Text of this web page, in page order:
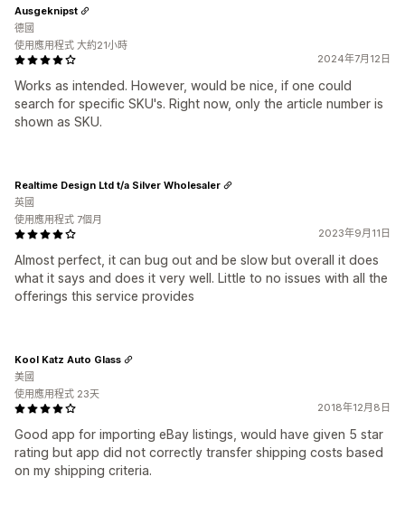
2024年7月12日
Works as intended. However, would be nice, if one could
search for specific SKU's. Right now, only the article number is
shown as SKU.
Ausgeknipst
德國
使用應用程式 大約21小時
2023年9月11日
Almost perfect, it can bug out and be slow but overall it does
what it says and does it very well. Little to no issues with all the
offerings this service provides
Realtime Design Ltd t/a Silver Wholesaler
英國
使用應用程式 7個月
2018年12月8日
Good app for importing eBay listings, would have given 5 star
rating but app did not correctly transfer shipping costs based
on my shipping criteria.
Kool Katz Auto Glass
美國
使用應用程式 23天